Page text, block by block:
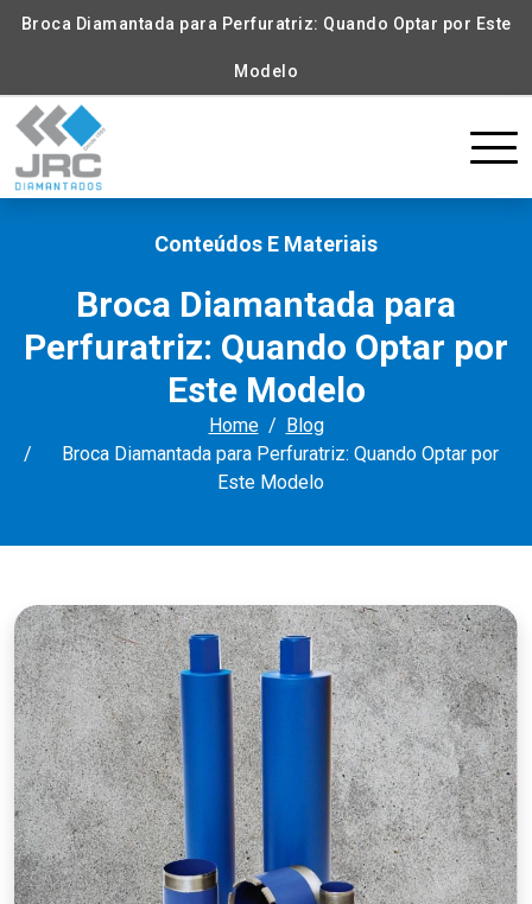
Broca Diamantada para Perfuratriz: Quando Optar por Este
Modelo
Conteúdos E Materiais
Broca Diamantada para
Perfuratriz: Quando Optar por
Este Modelo
Home
Blog
Broca Diamantada para Perfuratriz: Quando Optar por
Este Modelo